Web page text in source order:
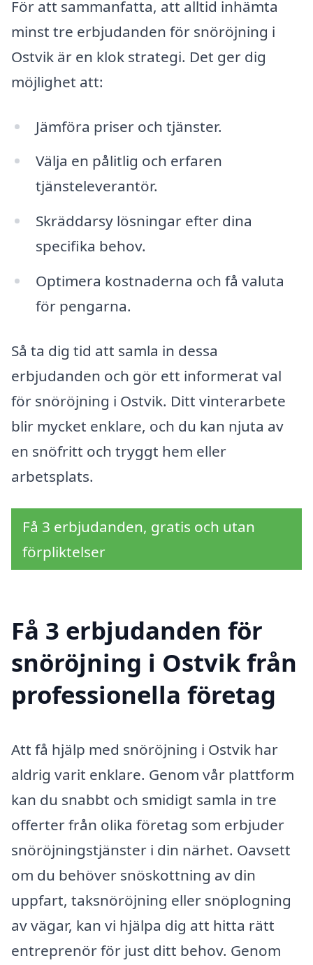
För att sammanfatta, att alltid inhämta
minst tre erbjudanden för snöröjning i
Ostvik är en klok strategi. Det ger dig
möjlighet att:
Jämföra priser och tjänster.
Välja en pålitlig och erfaren
tjänsteleverantör.
Skräddarsy lösningar efter dina
specifika behov.
Optimera kostnaderna och få valuta
för pengarna.
Så ta dig tid att samla in dessa
erbjudanden och gör ett informerat val
för snöröjning i Ostvik. Ditt vinterarbete
blir mycket enklare, och du kan njuta av
en snöfritt och tryggt hem eller
arbetsplats.
Få 3 erbjudanden, gratis och utan
förpliktelser
Få 3 erbjudanden för
snöröjning i Ostvik från
professionella företag
Att få hjälp med snöröjning i Ostvik har
aldrig varit enklare. Genom vår plattform
kan du snabbt och smidigt samla in tre
offerter från olika företag som erbjuder
snöröjningstjänster i din närhet. Oavsett
om du behöver snöskottning av din
uppfart, taksnöröjning eller snöplogning
av vägar, kan vi hjälpa dig att hitta rätt
entreprenör för just ditt behov. Genom